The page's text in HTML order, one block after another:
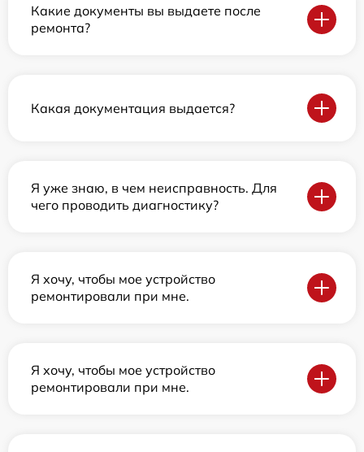
Какие документы вы выдаете после
ремонта?
Какая документация выдается?
Я уже знаю, в чем неисправность. Для
чего проводить диагностику?
Я хочу, чтобы мое устройство
ремонтировали при мне.
Я хочу, чтобы мое устройство
ремонтировали при мне.